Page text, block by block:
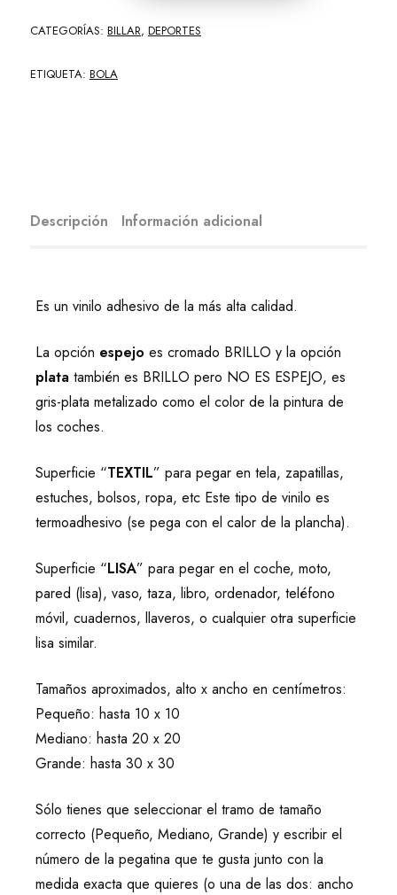
CATEGORÍAS: BILLAR, DEPORTES
ETIQUETA: BOLA
Descripción Información adicional
Es un vinilo adhesivo de la más alta calidad.
La opción espejo es cromado BRILLO y la opción
plata también es BRILLO pero NO ES ESPEJO, es
gris-plata metalizado como el color de la pintura de
los coches.
Superficie “TEXTIL” para pegar en tela, zapatillas,
estuches, bolsos, ropa, etc Este tipo de vinilo es
termoadhesivo (se pega con el calor de la plancha).
Superficie “LISA” para pegar en el coche, moto,
pared (lisa), vaso, taza, libro, ordenador, teléfono
móvil, cuadernos, llaveros, o cualquier otra superficie
lisa similar.
Tamaños aproximados, alto x ancho en centímetros:
Pequeño: hasta 10 x 10
Mediano: hasta 20 x 20
Grande: hasta 30 x 30
Sólo tienes que seleccionar el tramo de tamaño
correcto (Pequeño, Mediano, Grande) y escribir el
número de la pegatina que te gusta junto con la
medida exacta que quieres (o una de las dos: ancho